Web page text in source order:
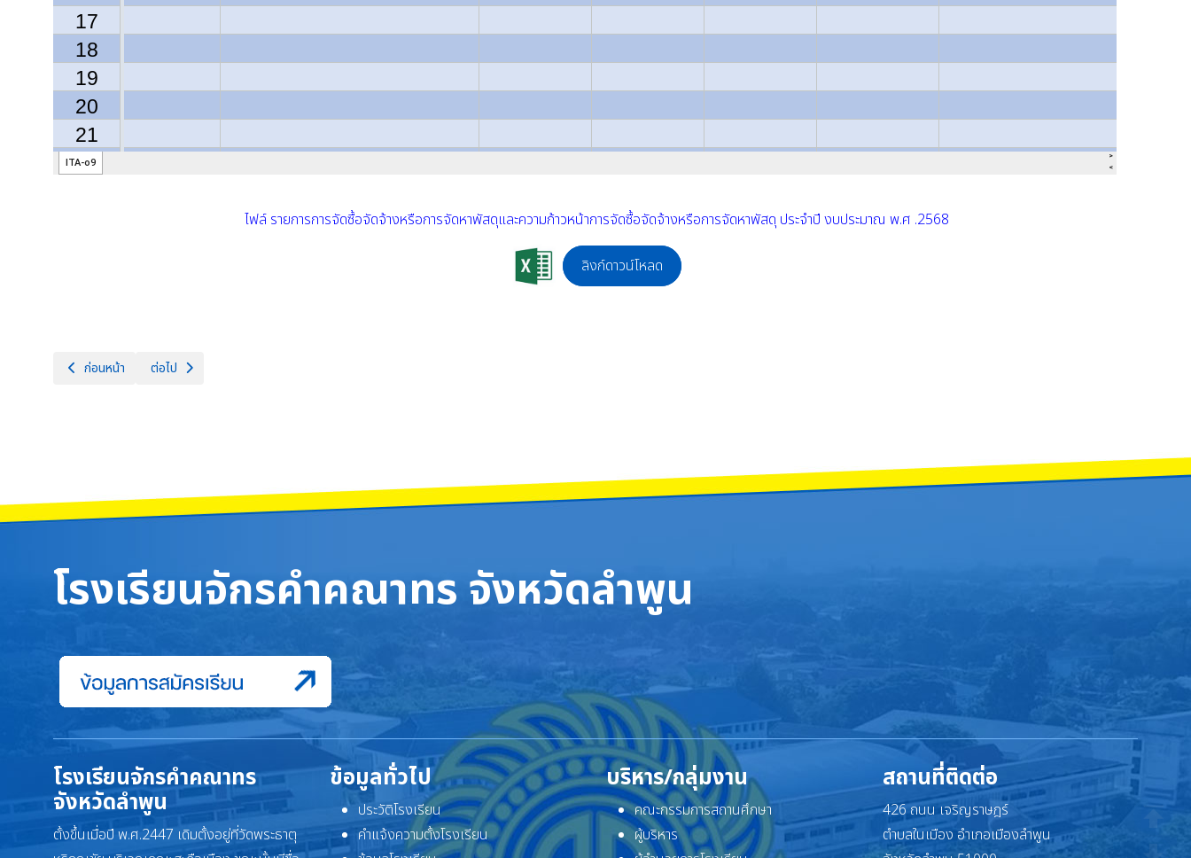
ไฟล์ รายการการจัดซื้อจัดจ้างหรือการจัดหาพัสดุและความก้าวหน้าการจัดซื้อจัดจ้างหรือการจัดหาพัสดุ ประจำปี งบประมาณ พ.ศ .2568
ลิงก์ดาวน์โหลด
เนื้อหาก่อนหน้า: ช่องทางแจ้งเรื่องร้องเรียนการทุจริตและประพฤติมิชอบ
ก่อนหน้า เนื้อหาถัดไป: รายงานผลการจัดซื้อจัดจ้างหรือการจัดหาพัสดุประจำปีงบประมาณ พ.ศ.2567
ต่อไป
โรงเรียนจักรคำคณาทร จังหวัดลำพูน
โรงเรียนจักรคำคณาทร
จังหวัดลำพูน
ตั้งขึ้นเมื่อปี พ.ศ.2447 เดิมตั้งอยู่ที่วัดพระธาตุ
ข้อมูลทั่วไป
ประวัติโรงเรียน
คำแจ้งความตั้งโรงเรียน
บริหาร/กลุ่มงาน
คณะกรรมการสถานศึกษา
ผู้บริหาร
สถานที่ติดต่อ
426 ถนน เจริญราษฎร์
ตำบลในเมือง อำเภอเมืองลำพูน